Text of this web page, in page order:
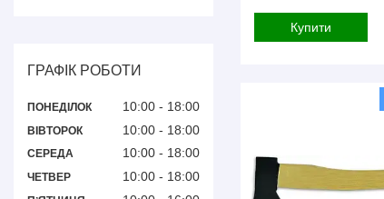
Купити
ГРАФІК РОБОТИ
ПОНЕДІЛОК 10:00 18:00
ВІВТОРОК 10:00 18:00
СЕРЕДА 10:00 18:00
ЧЕТВЕР 10:00 18:00